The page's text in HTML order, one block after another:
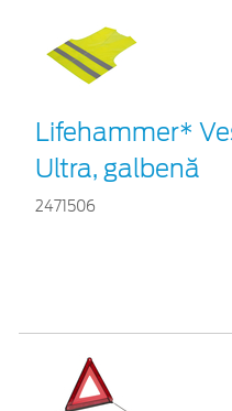
Lifehammer*
Ultra, galbenă
2471506